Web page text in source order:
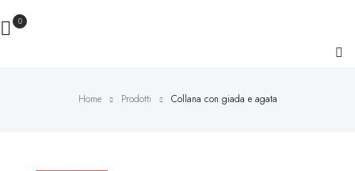
0
Home Prodotti Collana con giada e agata